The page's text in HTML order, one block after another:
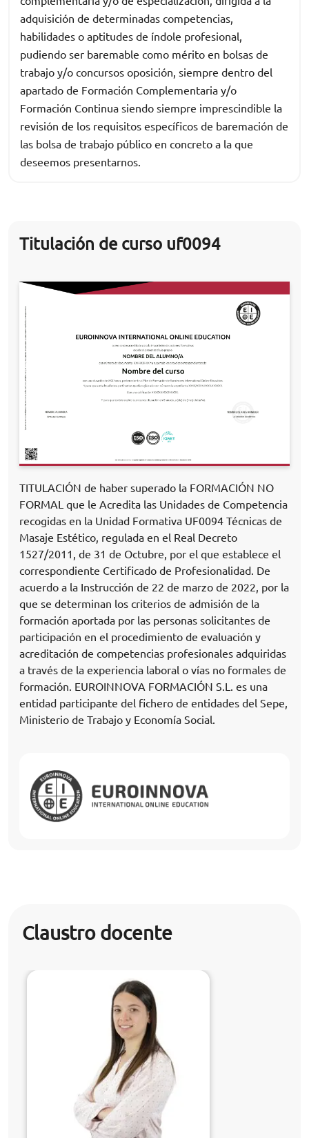
adquisición de determinadas competencias,
habilidades o aptitudes de índole profesional,
pudiendo ser baremable como mérito en bolsas de
trabajo y/o concursos oposición, siempre dentro del
apartado de Formación Complementaria y/o
Formación Continua siendo siempre imprescindible la
revisión de los requisitos específicos de baremación de
las bolsa de trabajo público en concreto a la que
deseemos presentarnos.
Titulación de curso uf0094
TITULACIÓN de haber superado la FORMACIÓN NO
FORMAL que le Acredita las Unidades de Competencia
recogidas en la Unidad Formativa UF0094 Técnicas de
Masaje Estético, regulada en el Real Decreto
1527/2011, de 31 de Octubre, por el que establece el
correspondiente Certificado de Profesionalidad. De
acuerdo a la Instrucción de 22 de marzo de 2022, por la
que se determinan los criterios de admisión de la
formación aportada por las personas solicitantes de
participación en el procedimiento de evaluación y
acreditación de competencias profesionales adquiridas
a través de la experiencia laboral o vías no formales de
formación. EUROINNOVA FORMACIÓN S.L. es una
entidad participante del fichero de entidades del Sepe,
Ministerio de Trabajo y Economía Social.
Claustro docente